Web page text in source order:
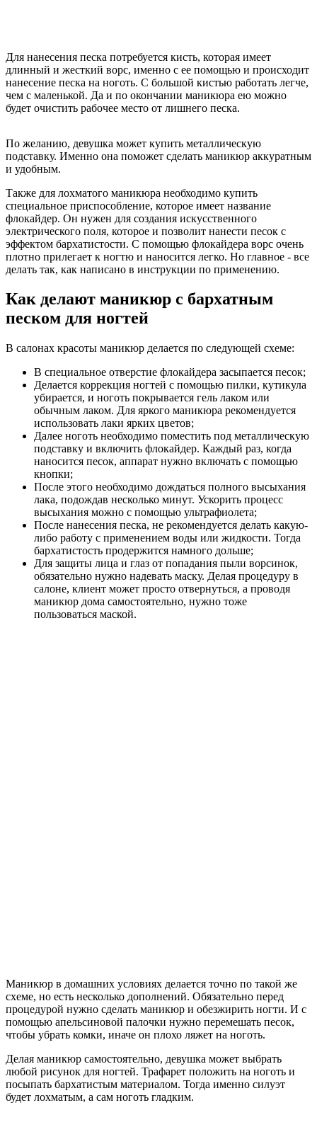
Для нанесения песка потребуется кисть, которая имеет
длинный и жесткий ворс, именно с ее помощью и происходит
нанесение песка на ноготь. С большой кистью работать легче,
чем с маленькой. Да и по окончании маникюра ею можно
будет очистить рабочее место от лишнего песка.
По желанию, девушка может купить металлическую
подставку. Именно она поможет сделать маникюр аккуратным
и удобным.
Также для лохматого маникюра необходимо купить
специальное приспособление, которое имеет название
флокайдер. Он нужен для создания искусственного
электрического поля, которое и позволит нанести песок с
эффектом бархатистости. С помощью флокайдера ворс очень
плотно прилегает к ногтю и наносится легко. Но главное - все
делать так, как написано в инструкции по применению.
Как делают маникюр с бархатным
песком для ногтей
В салонах красоты маникюр делается по следующей схеме:
В специальное отверстие флокайдера засыпается песок;
Делается коррекция ногтей с помощью пилки, кутикула
убирается, и ноготь покрывается гель лаком или
обычным лаком. Для яркого маникюра рекомендуется
использовать лаки ярких цветов;
Далее ноготь необходимо поместить под металлическую
подставку и включить флокайдер. Каждый раз, когда
наносится песок, аппарат нужно включать с помощью
кнопки;
После этого необходимо дождаться полного высыхания
лака, подождав несколько минут. Ускорить процесс
высыхания можно с помощью ультрафиолета;
После нанесения песка, не рекомендуется делать какую-
либо работу с применением воды или жидкости. Тогда
бархатистость продержится намного дольше;
Для защиты лица и глаз от попадания пыли ворсинок,
обязательно нужно надевать маску. Делая процедуру в
салоне, клиент может просто отвернуться, а проводя
маникюр дома самостоятельно, нужно тоже
пользоваться маской.
Маникюр в домашних условиях делается точно по такой же
схеме, но есть несколько дополнений. Обязательно перед
процедурой нужно сделать маникюр и обезжирить ногти. И с
помощью апельсиновой палочки нужно перемешать песок,
чтобы убрать комки, иначе он плохо ляжет на ноготь.
Делая маникюр самостоятельно, девушка может выбрать
любой рисунок для ногтей. Трафарет положить на ноготь и
посыпать бархатистым материалом. Тогда именно силуэт
будет лохматым, а сам ноготь гладким.